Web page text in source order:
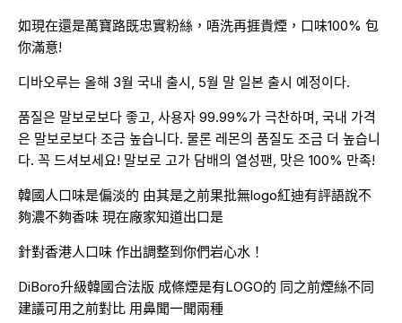
如現在還是萬寶路既忠實粉絲，唔洗再捱貴煙，口味100% 包
你滿意!
디바오루는 올해 3월 국내 출시, 5월 말 일본 출시 예정이다.
품질은 말보로보다 좋고, 사용자 99.99%가 극찬하며, 국내 가격
은 말보로보다 조금 높습니다. 물론 레몬의 품질도 조금 더 높습니
다. 꼭 드셔보세요! 말보로 고가 담배의 열성팬, 맛은 100% 만족!​
韓國人口味是偏淡的 由其是之前果批無logo紅迪有評語說不
夠濃不夠香味 現在廠家知道出口是
針對香港人口味 作出調整到你們岩心水！
DiBoro升級韓國合法版 成條煙是有LOGO的 同之前煙絲不同
建議可用之前對比 用鼻聞一聞兩種